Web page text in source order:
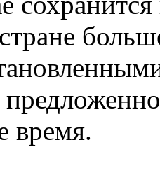
время.